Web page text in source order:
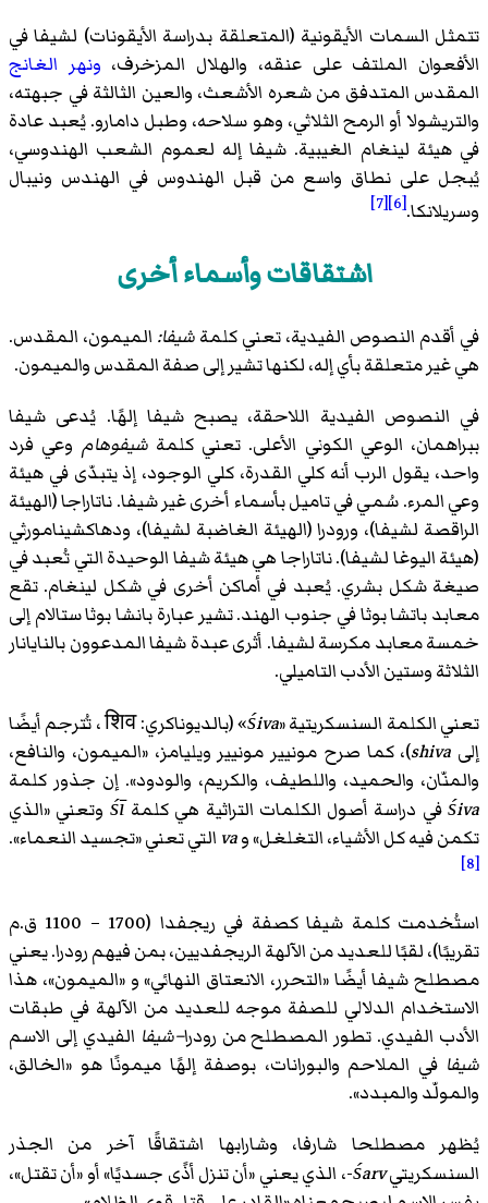
تتمثل السمات الأيقونية (المتعلقة بدراسة الأيقونات) لشيفا في
الأفعوان الملتف على عنقه، والهلال المزخرف، ونهر الغانج
المقدس المتدفق من شعره الأشعث، والعين الثالثة في جبهته،
والتريشولا أو الرمح الثلاثي، وهو سلاحه، وطبل دامارو. يُعبد عادة
في هيئة لينغام الغيبية. شيفا إله لعموم الشعب الهندوسي،
يُبجل على نطاق واسع من قبل الهندوس في الهندس ونيبال
وسريلانكا.[6]
[7]
اشتقاقات وأسماء أخرى
في أقدم النصوص الفيدية، تعني كلمةشيفا: الميمون، المقدس.
هي غير متعلقة بأي إله، لكنها تشير إلى صفة المقدس والميمون.
في النصوص الفيدية اللاحقة، يصبح شيفا إلهًا. يُدعى شيفا
ببراهمان، الوعي الكوني الأعلى. تعني كلمةشيفوهام وعي فرد
واحد، يقول الرب أنه كلي القدرة، كلي الوجود، إذ يتبدّى في هيئة
وعي المرء. سُمي في تاميل بأسماء أخرى غير شيفا. ناتاراجا (الهيئة
الراقصة لشيفا)، ورودرا (الهيئة الغاضبة لشيفا)، ودهاكشينامورثي
(هيئة اليوغا لشيفا). ناتاراجا هي هيئة شيفا الوحيدة التي تُعبد في
صيغة شكل بشري. يُعبد في أماكن أخرى في شكل لينغام. تقع
معابد باتشا بوثا في جنوب الهند. تشير عبارة بانشا بوثا ستالام إلى
خمسة معابد مكرسة لشيفا. أثرى عبدة شيفا المدعوون بالنايانار
الثلاثة وستين الأدب التاميلي.
تعني الكلمة السنسكريتية «śiva
» (بالديوناكري: शिव ، تُترجم أيضًا
إلى shiva)، كما صرح مونيير مونيير ويليامز، «الميمون، والنافع،
والمنّان، والحميد، واللطيف، والكريم، والودود». إن جذور كلمة
śivaفي دراسة أصول الكلمات التراثية هي كلمةśī وتعني «الذي
تكمن فيه كل الأشياء، التغلغل» وva التي تعني «تجسيد النعماء».
[8]
استُخدمت كلمة شيفا كصفة في ريجفدا (1700 – 1100 ق.م
تقريبًا)، لقبًا للعديد من الآلهة الريجفديين، بمن فيهم رودرا. يعني
مصطلح شيفا أيضًا «التحرر، الانعتاق النهائي» و «الميمون»، هذا
الاستخدام الدلالي للصفة موجه للعديد من الآلهة في طبقات
الأدب الفيدي. تطور المصطلح من رودرا–شيفا الفيدي إلى الاسم
شيفا في الملاحم والبورانات، بوصفة إلهًا ميمونًا هو «الخالق،
والمولّد والمبدد».
يُظهر مصطلحا شارفا، وشارابها اشتقاقًا آخر من الجذر
السنسكريتيśarv-، الذي يعني «أن تنزل أذًى جسديًا» أو «أن تقتل»،